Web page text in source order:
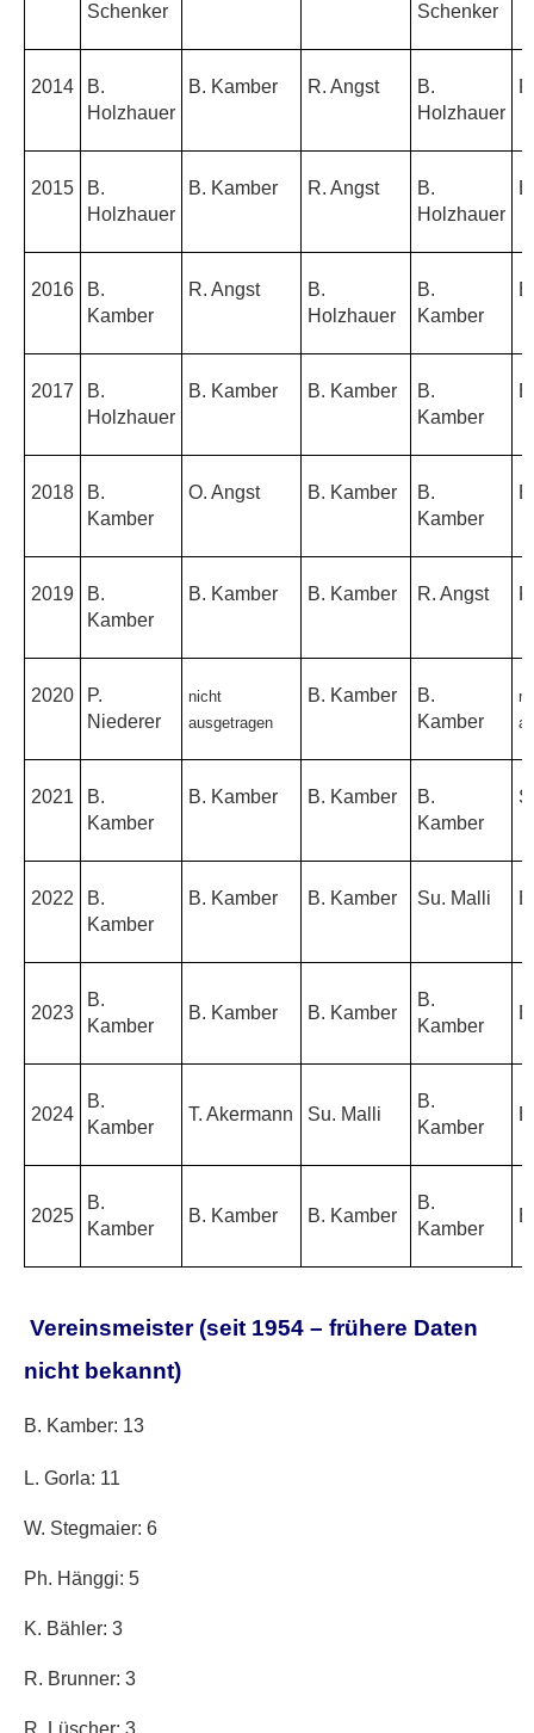
Schenker
Schenker
2014
B.
Holzhauer
B. Kamber R. Angst
B.
Holzhauer
2015
B.
Holzhauer
B. Kamber R. Angst
B.
Holzhauer
2016
B.
Kamber
R. Angst
B.
Holzhauer
B.
Kamber
2017
B.
Holzhauer
B. Kamber B. Kamber
B.
Kamber
2018
B.
Kamber
O. Angst B. Kamber
B.
Kamber
2019
B.
Kamber
B. Kamber B. Kamber R. Angst
2020
P.
Niederer
nicht
ausgetragen
B. Kamber
B.
Kamber
2021
B.
Kamber
B. Kamber B. Kamber
B.
Kamber
2022
B.
Kamber
B. Kamber B. Kamber Su. Malli
2023
B.
Kamber
B. Kamber B. Kamber
B.
Kamber
2024
B.
Kamber
T. Akermann Su. Malli
B.
Kamber
2025
B.
Kamber
B. Kamber B. Kamber
B.
Kamber
Vereinsmeister (seit 1954 – frühere Daten
nicht bekannt)
B. Kamber: 13
L. Gorla: 11
W. Stegmaier: 6
Ph. Hänggi: 5
K. Bähler: 3
R. Brunner: 3
R. Lüscher: 3